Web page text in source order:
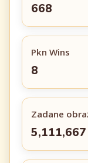
668
Pkn Wins
8
Zadane
5,111,667